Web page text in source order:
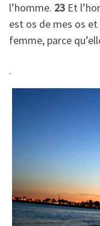
l’homme. 23 Et
est os de mes os et
femme, parce
.